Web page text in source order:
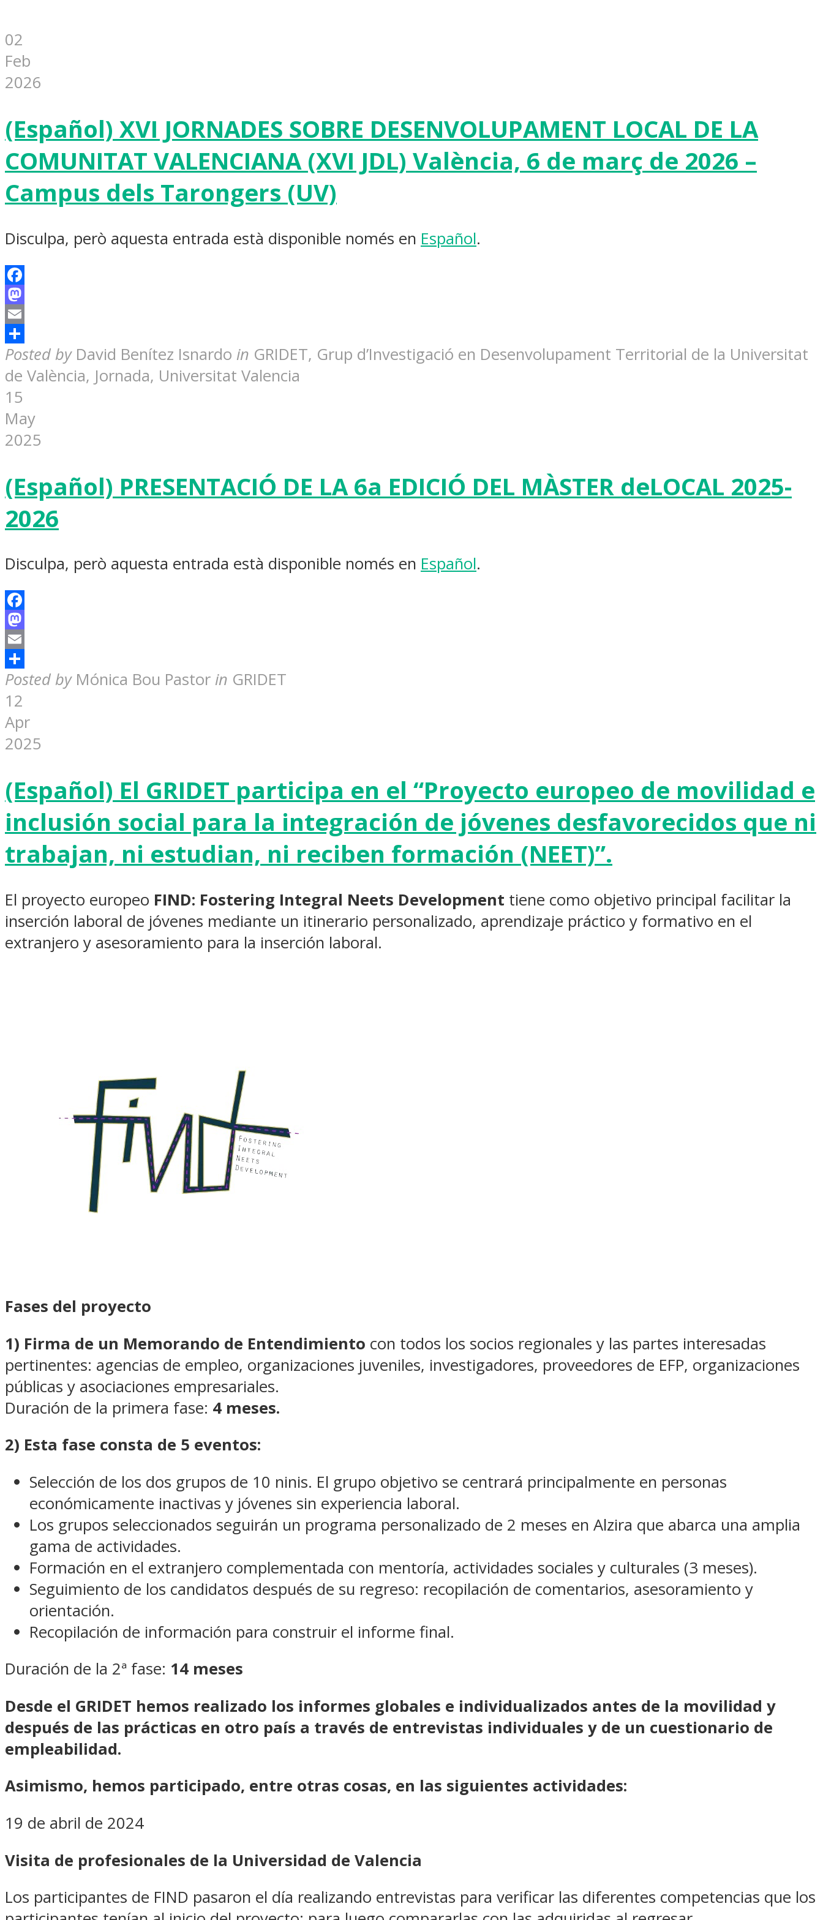
02
Feb
2026
(Español) XVI JORNADES SOBRE DESENVOLUPAMENT LOCAL DE LA
COMUNITAT VALENCIANA (XVI JDL) València, 6 de març de 2026 –
Campus dels Tarongers (UV)
Disculpa, però aquesta entrada està disponible només en Español.
Facebook
Mastodon
Email
Share
Posted by David Benítez Isnardo in GRIDET, Grup d’Investigació en Desenvolupament Territorial de la Universitat
de València, Jornada, Universitat Valencia
15
May
2025
(Español) PRESENTACIÓ DE LA 6a EDICIÓ DEL MÀSTER deLOCAL 2025-
2026
Disculpa, però aquesta entrada està disponible només en Español.
Facebook
Mastodon
Email
Share
Posted by Mónica Bou Pastor in GRIDET
12
Apr
2025
(Español) El GRIDET participa en el “Proyecto europeo de movilidad e
inclusión social para la integración de jóvenes desfavorecidos que ni
trabajan, ni estudian, ni reciben formación (NEET)”.
El proyecto europeo FIND: Fostering Integral Neets Development tiene como objetivo principal facilitar la
inserción laboral de jóvenes mediante un itinerario personalizado, aprendizaje práctico y formativo en el
extranjero y asesoramiento para la inserción laboral.
Fases del proyecto
1) Firma de un Memorando de Entendimiento con todos los socios regionales y las partes interesadas
pertinentes: agencias de empleo, organizaciones juveniles, investigadores, proveedores de EFP, organizaciones
públicas y asociaciones empresariales.
Duración de la primera fase: 4 meses.
2) Esta fase consta de 5 eventos:
Selección de los dos grupos de 10 ninis. El grupo objetivo se centrará principalmente en personas
económicamente inactivas y jóvenes sin experiencia laboral.
Los grupos seleccionados seguirán un programa personalizado de 2 meses en Alzira que abarca una amplia
gama de actividades.
Formación en el extranjero complementada con mentoría, actividades sociales y culturales (3 meses).
Seguimiento de los candidatos después de su regreso: recopilación de comentarios, asesoramiento y
orientación.
Recopilación de información para construir el informe final.
Duración de la 2ª fase: 14 meses
Desde el GRIDET hemos realizado los informes globales e individualizados antes de la movilidad y
después de las prácticas en otro país a través de entrevistas individuales y de un cuestionario de
empleabilidad.
Asimismo, hemos participado, entre otras cosas, en las siguientes actividades:
19 de abril de 2024
Visita de profesionales de la Universidad de Valencia
Los participantes de FIND pasaron el día realizando entrevistas para verificar las diferentes competencias que los